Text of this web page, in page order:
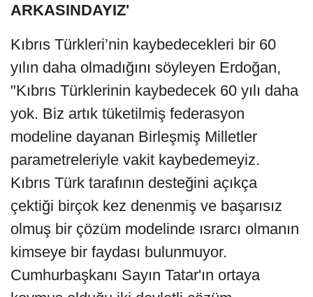
ARKASINDAYIZ'
Kıbrıs Türkleri’nin kaybedecekleri bir 60
yılın daha olmadığını söyleyen Erdoğan,
"Kıbrıs Türklerinin kaybedecek 60 yılı daha
yok. Biz artık tüketilmiş federasyon
modeline dayanan Birleşmiş Milletler
parametreleriyle vakit kaybedemeyiz.
Kıbrıs Türk tarafının desteğini açıkça
çektiği birçok kez denenmiş ve başarısız
olmuş bir çözüm modelinde ısrarcı olmanın
kimseye bir faydası bulunmuyor.
Cumhurbaşkanı Sayın Tatar'ın ortaya